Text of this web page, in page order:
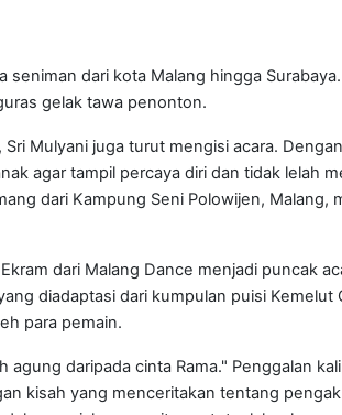
seniman dari kota Malang hingga
gelak tawa penonton.
Mulyani juga turut mengisi acara.
agar tampil percaya diri dan tidak lelah
dari Kampung Seni Polowijen,
dari Malang Dance menjadi puncak
diadaptasi dari kumpulan puisi Kemelut
para pemain.
agung daripada cinta Rama." Penggalan
kisah yang menceritakan tentang